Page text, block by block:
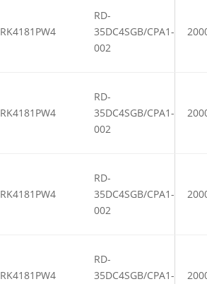
RK4181PW4
RD-
35DC4SGB/CPA1-
002
RK4181PW4
RD-
35DC4SGB/CPA1-
002
RK4181PW4
RD-
35DC4SGB/CPA1-
002
RK4181PW4
RD-
35DC4SGB/CPA1-